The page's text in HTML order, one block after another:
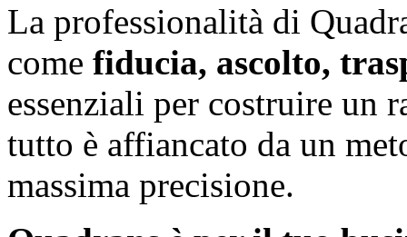
La professionalità di
come fiducia, ascolto,
essenziali per costruire un
tutto è affiancato da un
massima precisione.